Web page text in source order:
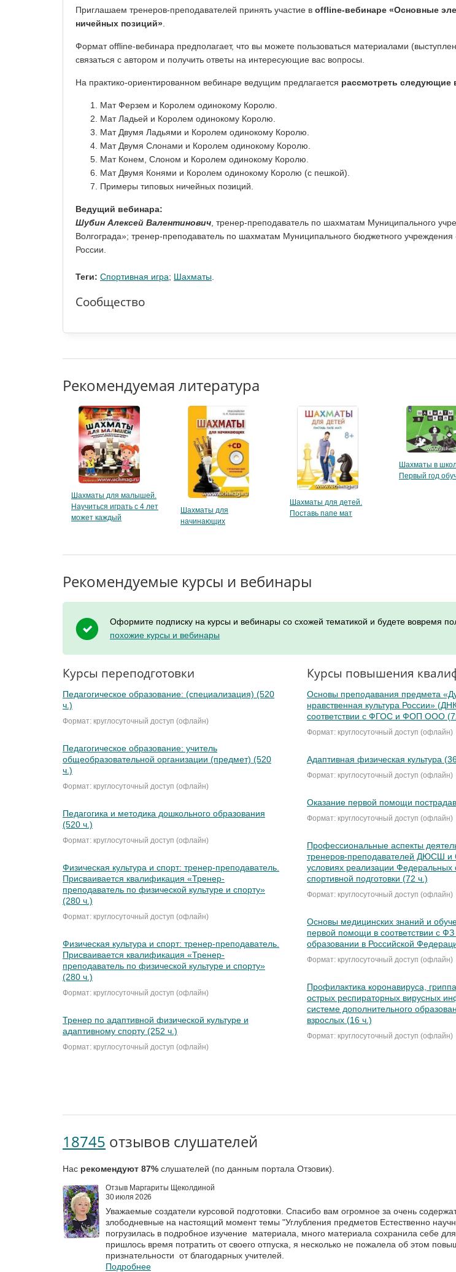
Приглашаем тренеров-преподавателей принять участие в offline-вебинаре «Основные
ничейных позиций».
Формат offline-вебинара предполагает, что вы можете пользоваться материалами
связаться с автором и получить ответы на интересующие вас вопросы.
На практико-ориентированном вебинаре ведущим предлагается рассмотреть следующие
Мат Ферзем и Королем одинокому Королю.
Мат Ладьей и Королем одинокому Королю.
Мат Двумя Ладьями и Королем одинокому Королю.
Мат Двумя Слонами и Королем одинокому Королю.
Мат Конем, Слоном и Королем одинокому Королю.
Мат Двумя Конями и Королем одинокому Королю (с пешкой).
Примеры типовых ничейных позиций.
Ведущий вебинара:
Шубин Алексей Валентинович, тренер-преподаватель по шахматам Муниципального
Волгограда»; тренер-преподаватель по шахматам Муниципального бюджетного
России.
Теги: Спортивная игра; Шахматы.
Сообщество
Рекомендуемая литература
Шахматы для малышей.
Научиться играть с 4 лет
может каждый
Шахматы для
начинающих
Шахматы для детей.
Поставь папе мат
Шахматы в
Первый год
Рекомендуемые курсы и вебинары
Оформите подписку на курсы и вебинары со схожей тематикой и будете вовремя
похожие курсы и вебинары
Курсы переподготовки
Педагогическое образование: (специализация) (520
ч.)
Формат: круглосуточный доступ (офлайн)
Педагогическое образование: учитель
общеобразовательной организации (предмет) (520
ч.)
Формат: круглосуточный доступ (офлайн)
Педагогика и методика дошкольного образования
(520 ч.)
Формат: круглосуточный доступ (офлайн)
Физическая культура и спорт: тренер-преподаватель.
Присваивается квалификация «Тренер-
преподаватель по физической культуре и спорту»
(280 ч.)
Формат: круглосуточный доступ (офлайн)
Физическая культура и спорт: тренер-преподаватель.
Присваивается квалификация «Тренер-
преподаватель по физической культуре и спорту»
(280 ч.)
Формат: круглосуточный доступ (офлайн)
Тренер по адаптивной физической культуре и
адаптивному спорту (252 ч.)
Формат: круглосуточный доступ (офлайн)
Курсы повышения
Основы преподавания предмета
нравственная культура России»
соответствии с ФГОС и ФОП ООО
Формат: круглосуточный доступ (офлайн)
Адаптивная физическая культура
Формат: круглосуточный доступ (офлайн)
Оказание первой помощи
Формат: круглосуточный доступ (офлайн)
Профессиональные аспекты
тренеров-преподавателей ДЮСШ
условиях реализации Федеральных
спортивной подготовки (72 ч.)
Формат: круглосуточный доступ (офлайн)
Основы медицинских знаний и
первой помощи в соответствии с
образовании в Российской
Формат: круглосуточный доступ (офлайн)
Профилактика коронавируса,
острых респираторных вирусных
системе дополнительного
взрослых (16 ч.)
Формат: круглосуточный доступ (офлайн)
18745 отзывов слушателей
Нас рекомендуют 87% слушателей (по данным портала Отзовик).
Отзыв Маргариты Щеколдиной
30 июля 2026
Уважаемые создатели курсовой подготовки. Спасибо вам огромное за очень
злободневные на настоящий момент темы "Углубления предметов Естественно
погрузилась в подробное изучение материала, много материала сохранила себе
пришлось время потратить от своего отпуска, я несколько не пожалела об этом
признательности от благодарных учителей.
Подробнее